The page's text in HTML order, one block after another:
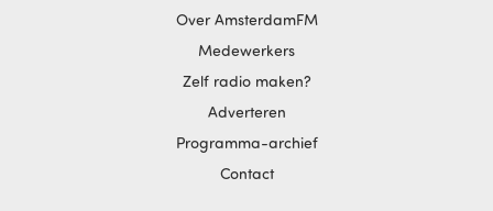
Over AmsterdamFM
Medewerkers
Zelf radio maken?
Adverteren
Programma-archief
Contact